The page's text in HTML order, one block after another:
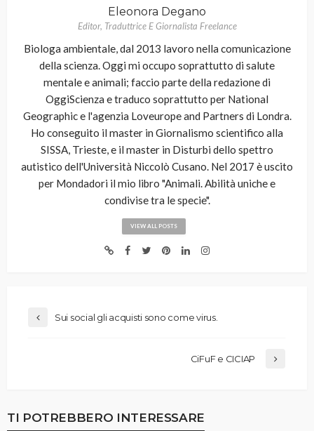
Eleonora Degano
Editor, Traduttrice E Giornalista Freelance
Biologa ambientale, dal 2013 lavoro nella comunicazione
della scienza. Oggi mi occupo soprattutto di salute
mentale e animali; faccio parte della redazione di
OggiScienza e traduco soprattutto per National
Geographic e l'agenzia Loveurope and Partners di Londra.
Ho conseguito il master in Giornalismo scientifico alla
SISSA, Trieste, e il master in Disturbi dello spettro
autistico dell'Università Niccolò Cusano. Nel 2017 è uscito
per Mondadori il mio libro "Animali. Abilità uniche e
condivise tra le specie".
VIEW ALL POSTS
Sui social gli acquisti sono come virus.
CiFuF e CICIAP
TI POTREBBERO INTERESSARE